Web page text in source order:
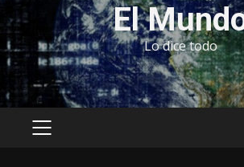
El
Lo dice todo
MENÚ